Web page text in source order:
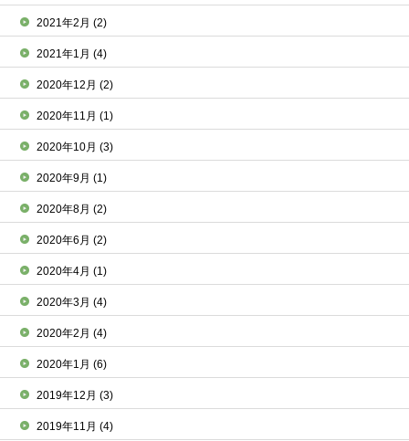
2021年2月(2)
2021年1月(4)
2020年12月(2)
2020年11月(1)
2020年10月(3)
2020年9月(1)
2020年8月(2)
2020年6月(2)
2020年4月(1)
2020年3月(4)
2020年2月(4)
2020年1月(6)
2019年12月(3)
2019年11月(4)